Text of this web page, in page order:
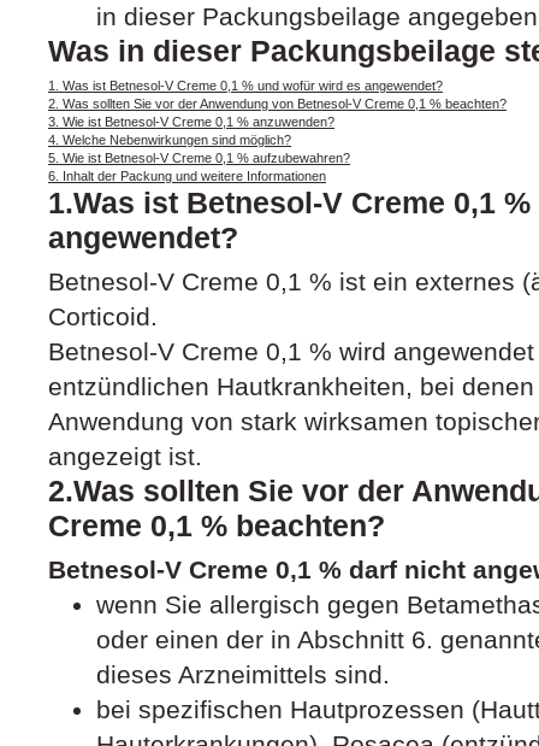
in dieser Packungsbeilage
Was in dieser Packungsbeilage
1. Was ist Betnesol-V Creme 0,1 % und wofür wird es angewendet?
2. Was sollten Sie vor der Anwendung von Betnesol-V Creme 0,1 % beachten?
3. Wie ist Betnesol-V Creme 0,1 % anzuwenden?
4. Welche Nebenwirkungen sind möglich?
5. Wie ist Betnesol-V Creme 0,1 % aufzubewahren?
6. Inhalt der Packung und weitere Informationen
1.Was ist Betnesol-V Creme 0,1
angewendet?
Betnesol-V Creme 0,1 % ist ein externes
Corticoid.
Betnesol-V Creme 0,1 % wird
entzündlichen Hautkrankheiten, bei
Anwendung von stark wirksamen
angezeigt ist.
2.Was sollten Sie vor der
Creme 0,1 % beachten?
Betnesol-V Creme 0,1 % darf nicht
wenn Sie allergisch gegen
oder einen der in Abschnitt 6.
dieses Arzneimittels sind.
bei spezifischen Hautprozessen